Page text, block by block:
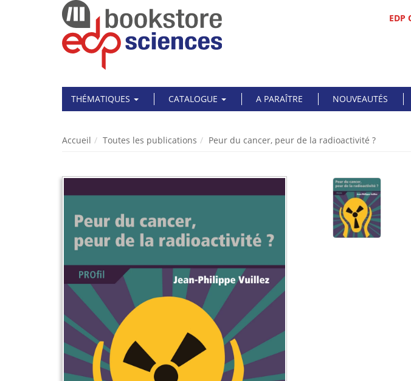
EDP
THÉMATIQUES
CATALOGUE A PARAÎTRE NOUVEAUTÉS
Accueil Toutes les publications Peur du cancer, peur de la radioactivité ?